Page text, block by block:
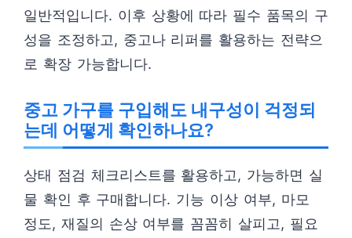
일반적입니다. 이후 상황에 따라 필수 품목의 구
성을 조정하고, 중고나 리퍼를 활용하는 전략으
로 확장 가능합니다.
중고 가구를 구입해도 내구성이 걱정되
는데 어떻게 확인하나요?
상태 점검 체크리스트를 활용하고, 가능하면 실
물 확인 후 구매합니다. 기능 이상 여부, 마모
정도, 재질의 손상 여부를 꼼꼼히 살피고, 필요